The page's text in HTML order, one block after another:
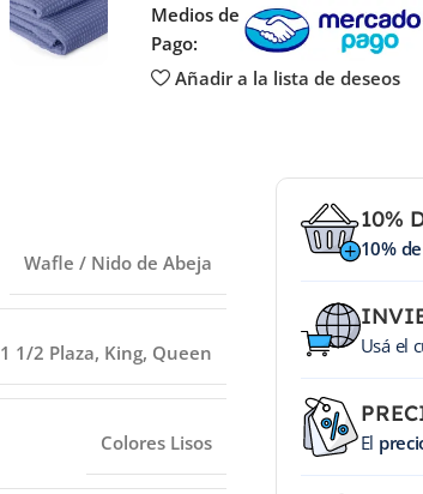
Medios de
Pago:
Añadir a la lista de deseos
Wafle / Nido de Abeja
1 1/2 Plaza, King, Queen
Colores Lisos
10%
10%
Usá el
El